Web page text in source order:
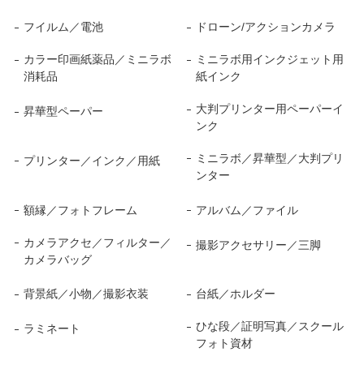
フイルム／電池 ドローン/アクションカメラ
カラー印画紙薬品／ミニラボ
消耗品
ミニラボ用インクジェット用
紙インク
昇華型ペーパー
大判プリンター用ペーパーイ
ンク
プリンター／インク／用紙
ミニラボ／昇華型／大判プリ
ンター
額縁／フォトフレーム アルバム／ファイル
カメラアクセ／フィルター／
カメラバッグ
撮影アクセサリー／三脚
背景紙／小物／撮影衣装 台紙／ホルダー
ラミネート
ひな段／証明写真／スクール
フォト資材